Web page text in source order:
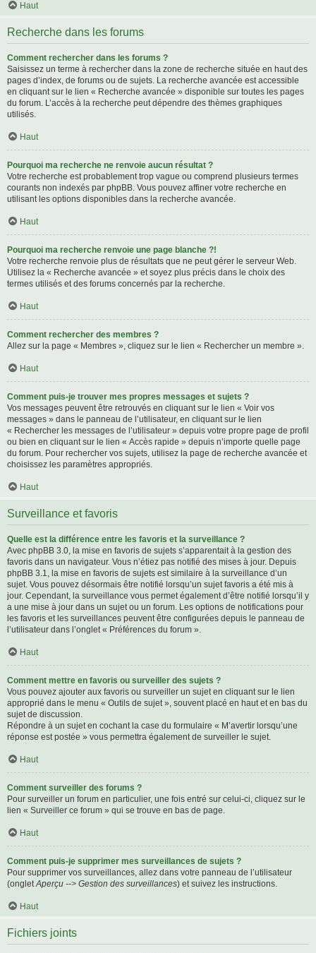
Haut
Recherche dans les forums
Comment rechercher dans les forums ?
Saisissez un terme à rechercher dans la zone de recherche située en haut des
pages d’index, de forums ou de sujets. La recherche avancée est accessible
en cliquant sur le lien « Recherche avancée » disponible sur toutes les pages
du forum. L’accès à la recherche peut dépendre des thèmes graphiques
utilisés.
Haut
Pourquoi ma recherche ne renvoie aucun résultat ?
Votre recherche est probablement trop vague ou comprend plusieurs termes
courants non indexés par phpBB. Vous pouvez affiner votre recherche en
utilisant les options disponibles dans la recherche avancée.
Haut
Pourquoi ma recherche renvoie une page blanche ?!
Votre recherche renvoie plus de résultats que ne peut gérer le serveur Web.
Utilisez la « Recherche avancée » et soyez plus précis dans le choix des
termes utilisés et des forums concernés par la recherche.
Haut
Comment rechercher des membres ?
Allez sur la page « Membres », cliquez sur le lien « Rechercher un membre ».
Haut
Comment puis-je trouver mes propres messages et sujets ?
Vos messages peuvent être retrouvés en cliquant sur le lien « Voir vos
messages » dans le panneau de l’utilisateur, en cliquant sur le lien
« Rechercher les messages de l’utilisateur » depuis votre propre page de profil
ou bien en cliquant sur le lien « Accès rapide » depuis n’importe quelle page
du forum. Pour rechercher vos sujets, utilisez la page de recherche avancée et
choisissez les paramètres appropriés.
Haut
Surveillance et favoris
Quelle est la différence entre les favoris et la surveillance ?
Avec phpBB 3.0, la mise en favoris de sujets s’apparentait à la gestion des
favoris dans un navigateur. Vous n’étiez pas notifié des mises à jour. Depuis
phpBB 3.1, la mise en favoris de sujets est similaire à la surveillance d’un
sujet. Vous pouvez désormais être notifié lorsqu’un sujet favoris a été mis à
jour. Cependant, la surveillance vous permet également d’être notifié lorsqu’il y
a une mise à jour dans un sujet ou un forum. Les options de notifications pour
les favoris et les surveillances peuvent être configurées depuis le panneau de
l’utilisateur dans l’onglet « Préférences du forum ».
Haut
Comment mettre en favoris ou surveiller des sujets ?
Vous pouvez ajouter aux favoris ou surveiller un sujet en cliquant sur le lien
approprié dans le menu « Outils de sujet », souvent placé en haut et en bas du
sujet de discussion.
Répondre à un sujet en cochant la case du formulaire « M’avertir lorsqu’une
réponse est postée » vous permettra également de surveiller le sujet.
Haut
Comment surveiller des forums ?
Pour surveiller un forum en particulier, une fois entré sur celui-ci, cliquez sur le
lien « Surveiller ce forum » qui se trouve en bas de page.
Haut
Comment puis-je supprimer mes surveillances de sujets ?
Pour supprimer vos surveillances, allez dans votre panneau de l’utilisateur
(ongletAperçu --> Gestion des surveillances) et suivez les instructions.
Haut
Fichiers joints